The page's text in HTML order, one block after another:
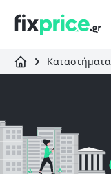
Καταστήματα